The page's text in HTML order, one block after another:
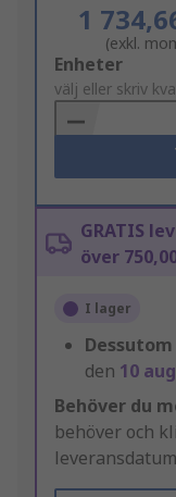
1
(exkl.
Add
to
Basket
Enheter
välj eller skriv
GRATIS
över
I lager
den 10
Behöver du
behöver och